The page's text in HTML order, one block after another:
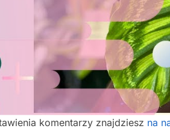
komentarzy znajdziesz na